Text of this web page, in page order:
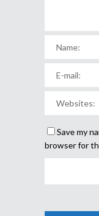
Save my
browser for